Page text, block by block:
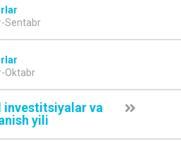
Sentabr
Oktabr
investitsiyalar va
yili